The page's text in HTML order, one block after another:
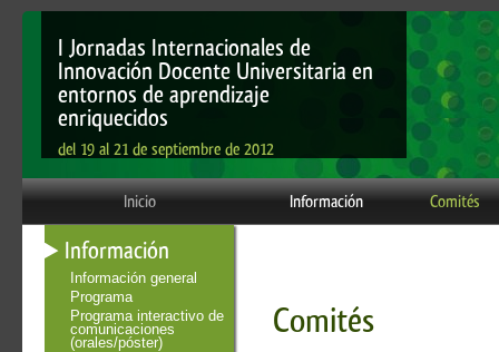
I Jornadas Internacionales de
Innovación Docente Universitaria en
entornos de aprendizaje
enriquecidos
del 19 al 21 de septiembre de 2012
Inicio Información Comités
Información
Información general
Programa
Programa interactivo de
comunicaciones
(orales/póster)
Comités